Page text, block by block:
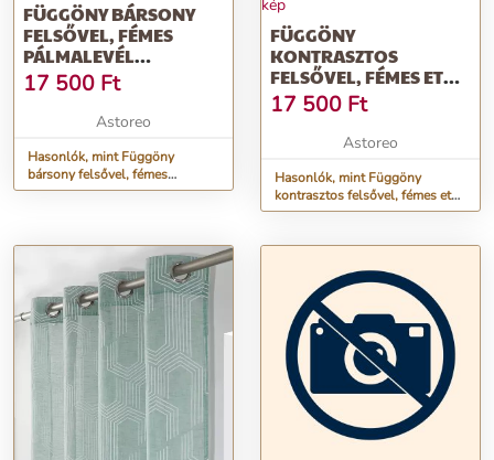
FÜGGÖNY BÁRSONY
FELSŐVEL, FÉMES
PÁLMALEVÉL
MINTÁVAL
17 500 Ft
Astoreo
Hasonlók, mint Függöny
bársony felsővel, fémes
pálmalevél mintával
FÜGGÖNY
KONTRASZTOS
FELSŐVEL, FÉMES ETNO
MINTÁVAL
17 500 Ft
Astoreo
Hasonlók, mint Függöny
kontrasztos felsővel, fémes etno
mintával